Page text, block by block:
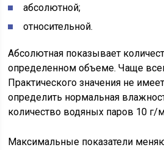
абсолютной;
относительной.
Абсолютная показывает
определенном объеме. Чаще
Практического значения не
определить нормальная
количество водяных паров 10 г/
Максимальные показатели